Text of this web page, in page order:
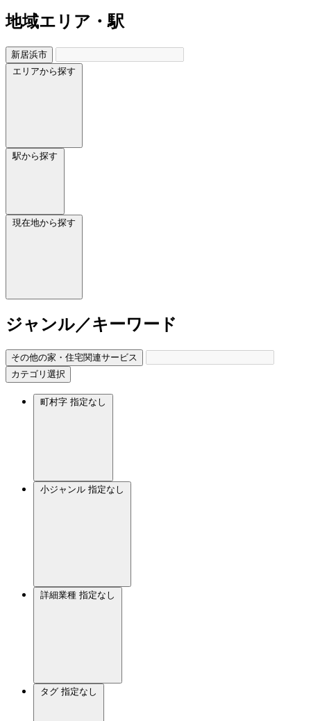
地域エリア・駅
新居浜市
エリアから探す
駅から探す
現在地から探す
ジャンル／キーワード
その他の家・住宅関連サービス
カテゴリ選択
町村字 指定なし
小ジャンル 指定なし
詳細業種 指定なし
タグ 指定なし